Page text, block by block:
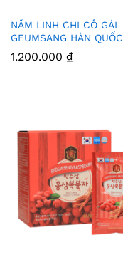
Thê
h
NẤM LINH CHI CÔ GÁI
GEUMSANG HÀN QUỐC
1.200.000 ₫